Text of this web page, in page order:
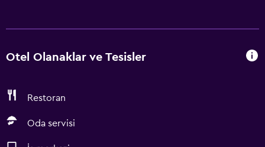
Otel Olanaklar ve Tesisler
Restoran
Oda servisi